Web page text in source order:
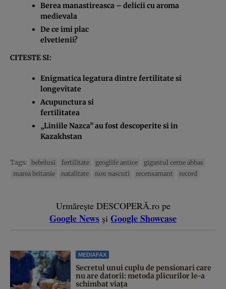
Berea manastireasca – delicii cu aroma
medievala
De ce imi plac
elvetienii?
CITESTE SI:
Enigmatica legatura dintre fertilitate si
longevitate
Acupunctura si
fertilitatea
„Liniile Nazca” au fost descoperite si in
Kazakhstan
Tags: bebelusi fertilitate geoglife antice
gigantul cerne abbas
marea britanie
natalitate nou nascuti recensamant record
Urmărește DESCOPERĂ.ro pe
Google News și Google Showcase
MEDIAFAX
Secretul unui cuplu de pensionari care
nu are datorii: metoda plicurilor le-a
schimbat viața